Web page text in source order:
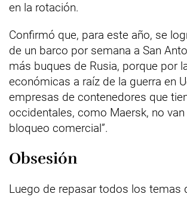
en la rotación.
Confirmó que, para este año, se
de un barco por semana a San
más buques de Rusia, porque por
económicas a raíz de la guerra en
empresas de contenedores que
occidentales, como Maersk, no van
bloqueo comercial”.
Obsesión
Luego de repasar todos los temas